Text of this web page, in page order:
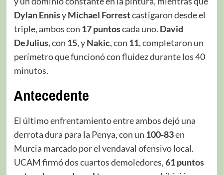
Dylan EnnisyMichael Forrestcastigaron desde el
triple, ambos con 17 puntoscada uno. David
DeJulius, con 15, yNakic, con 11, completaron un
perímetro que funcionó con fluidez durante los 40
minutos.
Antecedente
El último enfrentamiento entre ambos dejó una
derrota dura para la Penya, con un 100-83en
Murcia marcado por el vendaval ofensivo local.
UCAM firmó dos cuartos demoledores,61 puntos